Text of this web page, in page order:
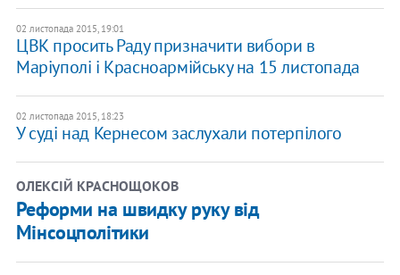
02 листопада 2015, 19:01
ЦВК просить Раду призначити вибори в
Маріуполі і Красноармійську на 15 листопада
02 листопада 2015, 18:23
У суді над Кернесом заслухали потерпілого
ОЛЕКСІЙ КРАСНОЩОКОВ
Реформи на швидку руку від
Мінсоцполітики